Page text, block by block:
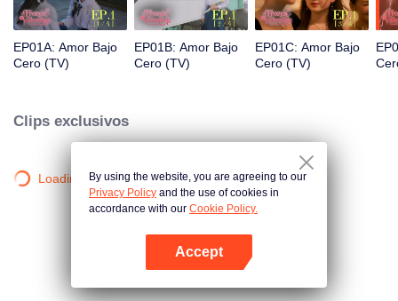
EP01A: Amor Bajo
Cero (TV)
EP01B: Amor Bajo
Cero (TV)
EP01C: Amor Bajo
Cero (TV)
Clips exclusivos
Loading…By using the website, you are agreeing to our
Privacy Policy and the use of cookies in
accordance with our Cookie Policy.
Accept